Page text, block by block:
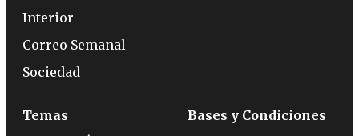
Interior
Correo Semanal
Sociedad
Temas
Bases y Condiciones